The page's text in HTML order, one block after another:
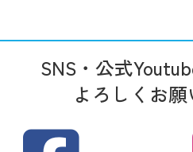
SNS・公式
よろしくお願